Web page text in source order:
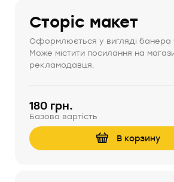
Сторіс макет
Оформлюється у вигляді банера
Може містити посилання на
рекламодавця.
180 грн.
Базова вартість
В корзину